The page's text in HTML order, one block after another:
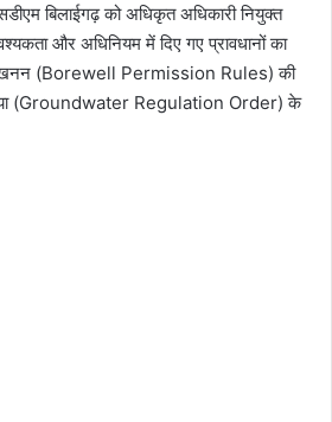
बिलाईगढ़ को अधिकृत अधिकारी नियुक्त
और अधिनियम में दिए गए प्रावधानों का
खनन (Borewell Permission Rules) की
(Groundwater Regulation Order) के